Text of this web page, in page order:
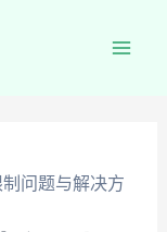
问题与解决方